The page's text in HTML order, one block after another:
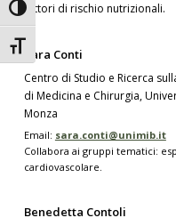
Attiva/disattiva alto
Attiva/disattiva
fattori di rischio nutrizionali.
Sara Conti
Centro di Studio e Ricerca
di Medicina e Chirurgia,
Monza
Email: sara.conti@unimib.it
Collabora ai gruppi tematici:
cardiovascolare.
Benedetta Contoli